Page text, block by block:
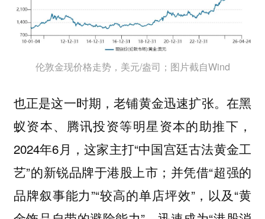
伦敦金现价格走势，美元/盎司；图片截自Wind
也正是这一时期，老铺黄金迅速扩张。在黑
蚁资本、腾讯投资等明星资本的助推下，
2024年6月，这家主打“中国宫廷古法黄金工
艺”的新锐品牌于港股上市；并凭借“超强的
品牌叙事能力”“较高的单店坪效”，以及“黄